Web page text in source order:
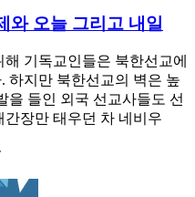
와 오늘 그리고 내일
기독교인들은 북한선교에
하지만 북한선교의 벽은 높
을 들인 외국 선교사들도 선
장만 태우던 차 네비우